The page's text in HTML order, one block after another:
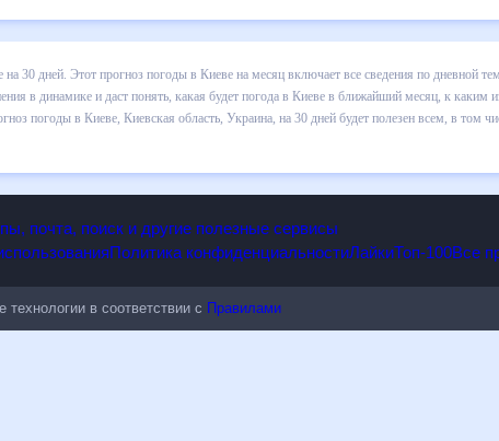
погоды в Киеве на 30 дней. Этот прогноз погоды в Киеве на месяц
Хорошая визуализация прогноза покажет все изменения в
изменениям нужно быть готовым и как правильно
на 30 дней будет полезен всем, в том числе людям,
почта, поиск и другие полезные сервисы
технологии в соответствии сПравилами